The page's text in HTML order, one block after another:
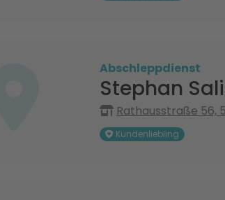
Abschleppdienst
Stephan
Rathausstraße 56,
Kundenliebling